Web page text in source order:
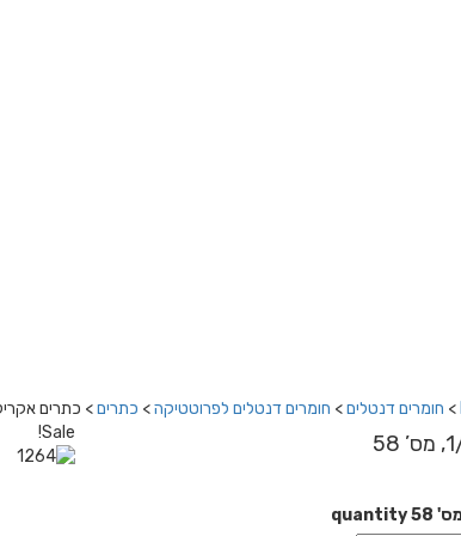
> חומרים דנטלים> חומרים דנטלים לפרוטטיקה> כתרים> כתרים אקריל 1/5,
Sale!